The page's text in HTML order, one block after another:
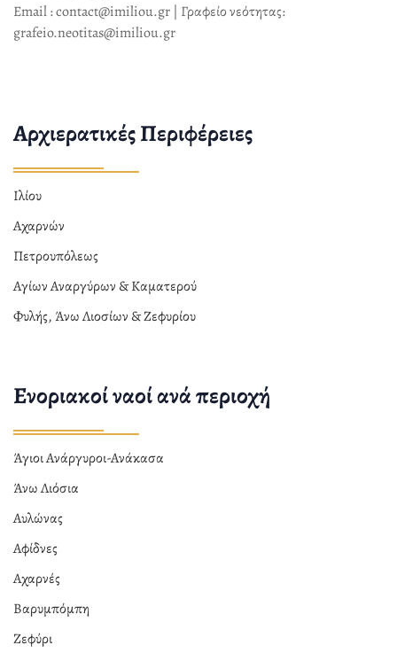
Email : contact@imiliou.gr | Γραφείο νεότητας:
grafeio.neotitas@imiliou.gr
Αρχιερατικές Περιφέρειες
Ιλίου
Αχαρνών
Πετρουπόλεως
Αγίων Αναργύρων & Καματερού
Φυλής, Άνω Λιοσίων & Ζεφυρίου
Ενοριακοί ναοί ανά περιοχή
Άγιοι Ανάργυροι-Ανάκασα
Άνω Λιόσια
Αυλώνας
Αφίδνες
Αχαρνές
Βαρυμπόμπη
Ζεφύρι